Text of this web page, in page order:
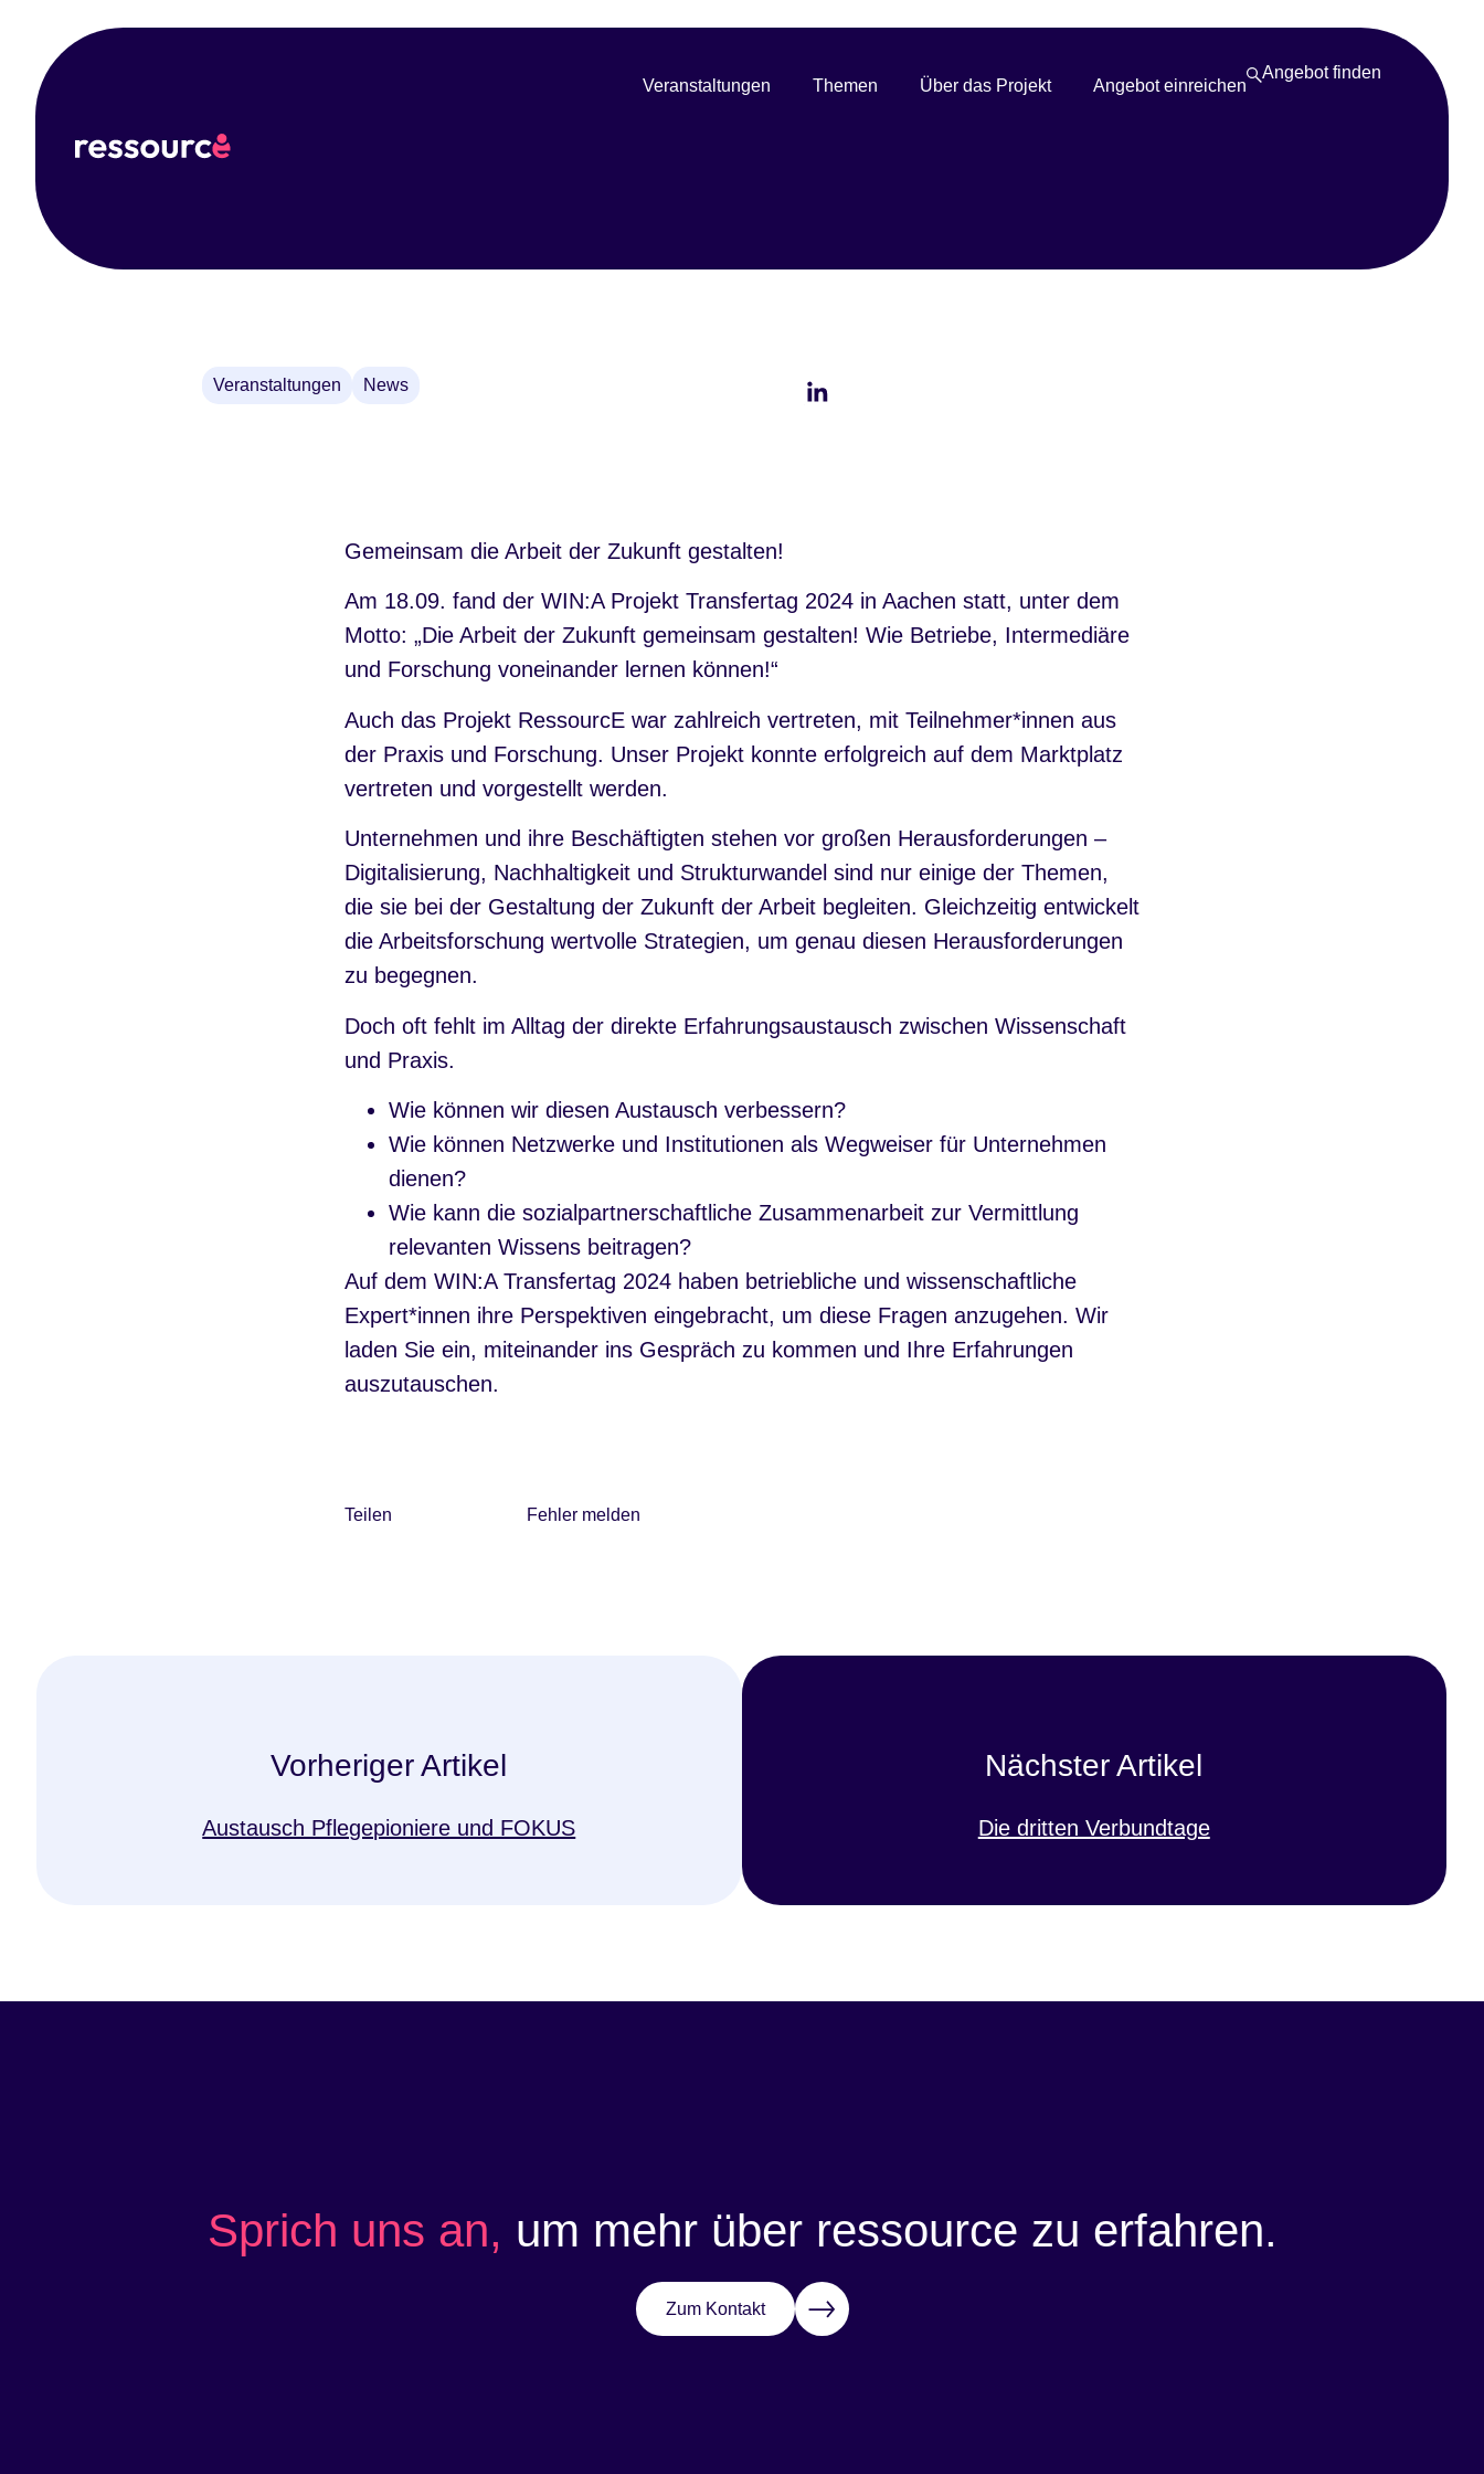
Veranstaltungen Themen Über das Projekt Angebot einreichen
Angebot finden
2024
Veranstaltungen News
Gemeinsam die Arbeit der Zukunft gestalten!
Am 18.09. fand der WIN:A Projekt Transfertag 2024 in Aachen statt, unter dem
Motto: „Die Arbeit der Zukunft gemeinsam gestalten! Wie Betriebe, Intermediäre
und Forschung voneinander lernen können!“
Auch das Projekt RessourcE war zahlreich vertreten, mit Teilnehmer*innen aus
der Praxis und Forschung. Unser Projekt konnte erfolgreich auf dem Marktplatz
vertreten und vorgestellt werden.
Unternehmen und ihre Beschäftigten stehen vor großen Herausforderungen –
Digitalisierung, Nachhaltigkeit und Strukturwandel sind nur einige der Themen,
die sie bei der Gestaltung der Zukunft der Arbeit begleiten. Gleichzeitig entwickelt
die Arbeitsforschung wertvolle Strategien, um genau diesen Herausforderungen
zu begegnen.
Doch oft fehlt im Alltag der direkte Erfahrungsaustausch zwischen Wissenschaft
und Praxis.
Wie können wir diesen Austausch verbessern?
Wie können Netzwerke und Institutionen als Wegweiser für Unternehmen
dienen?
Wie kann die sozialpartnerschaftliche Zusammenarbeit zur Vermittlung
relevanten Wissens beitragen?
Auf dem WIN:A Transfertag 2024 haben betriebliche und wissenschaftliche
Expert*innen ihre Perspektiven eingebracht, um diese Fragen anzugehen. Wir
laden Sie ein, miteinander ins Gespräch zu kommen und Ihre Erfahrungen
auszutauschen.
Teilen Fehler melden
Vorheriger Artikel
Austausch Pflegepioniere und FOKUS
Nächster Artikel
Die dritten Verbundtage
Sprich uns an, um mehr über ressource zu erfahren.
Zum Kontakt